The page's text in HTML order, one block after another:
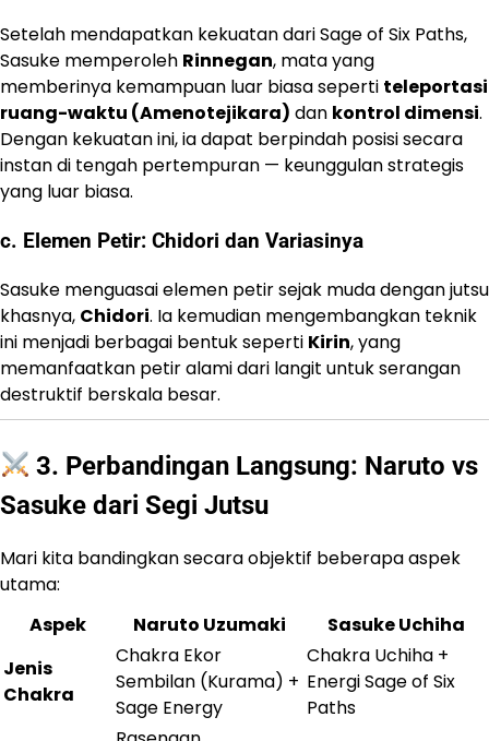
Setelah mendapatkan kekuatan dari Sage of Six Paths,
Sasuke memperoleh Rinnegan, mata yang
memberinya kemampuan luar biasa seperti teleportasi
ruang-waktu (Amenotejikara) dan kontrol dimensi.
Dengan kekuatan ini, ia dapat berpindah posisi secara
instan di tengah pertempuran — keunggulan strategis
yang luar biasa.
c. Elemen Petir: Chidori dan Variasinya
Sasuke menguasai elemen petir sejak muda dengan jutsu
khasnya, Chidori. Ia kemudian mengembangkan teknik
ini menjadi berbagai bentuk seperti Kirin, yang
memanfaatkan petir alami dari langit untuk serangan
destruktif berskala besar.
3. Perbandingan Langsung: Naruto vs
Sasuke dari Segi Jutsu
Mari kita bandingkan secara objektif beberapa aspek
utama:
Aspek
Naruto Uzumaki
Sasuke Uchiha
Jenis
Chakra
Chakra Ekor
Sembilan (Kurama) +
Sage Energy
Chakra Uchiha +
Energi Sage of Six
Paths